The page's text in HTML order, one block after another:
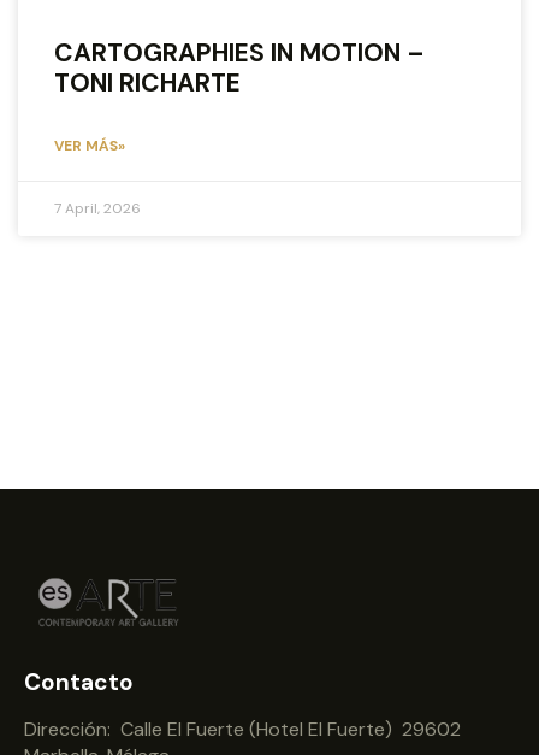
CARTOGRAPHIES IN MOTION –
TONI RICHARTE
VER MÁS»
7 April, 2026
Contacto
Dirección: Calle El Fuerte (Hotel El Fuerte) 29602